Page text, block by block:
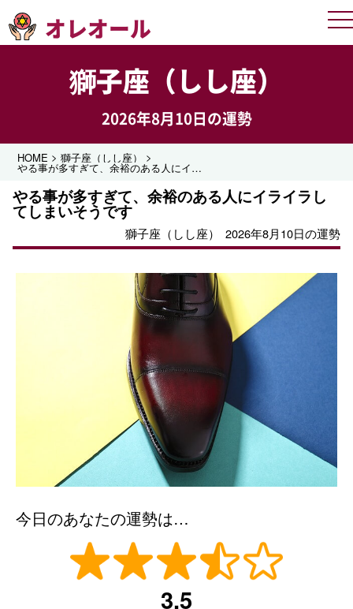
オレオール
獅子座（しし座）
2026年8月10日の運勢
HOME >獅子座（しし座） >
やる事が多すぎて、余裕のある人にイライラしてしまいそうです
やる事が多すぎて、余裕のある人にイライラし
てしまいそうです
獅子座（しし座） 2026年8月10日の運勢
今日のあなたの運勢は…
3.5